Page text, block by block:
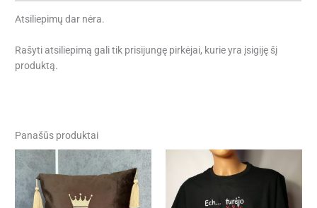
Atsiliepimų dar nėra.
Rašyti atsiliepimą gali tik prisijungę pirkėjai, kurie yra įsigiję šį
produktą.
Panašūs produktai